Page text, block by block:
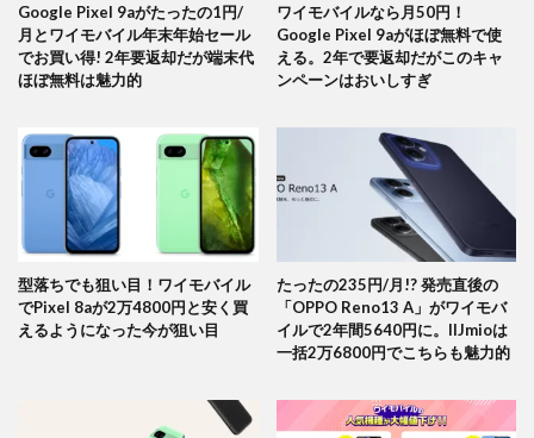
Google Pixel 9aがたったの1円/
月とワイモバイル年末年始セール
でお買い得! 2年要返却だが端末代
ほぼ無料は魅力的
ワイモバイルなら月50円！
Google Pixel 9aがほぼ無料で使
える。2年で要返却だがこのキャ
ンペーンはおいしすぎ
型落ちでも狙い目！ワイモバイル
でPixel 8aが2万4800円と安く買
えるようになった今が狙い目
たったの235円/月!? 発売直後の
「OPPO Reno13 A」がワイモバ
イルで2年間5640円に。IIJmioは
一括2万6800円でこちらも魅力的